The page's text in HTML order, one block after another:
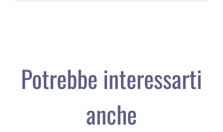
Potrebbe interessarti
anche